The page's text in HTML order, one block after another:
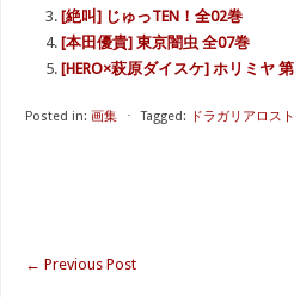
[絶叫] じゅっTEN！全02巻
[本田優貴] 東京闇虫 全07巻
[HERO×萩原ダイスケ] ホリミヤ
Posted in: 画集 ⋅ Tagged: ドラガリアロス
← Previous Post